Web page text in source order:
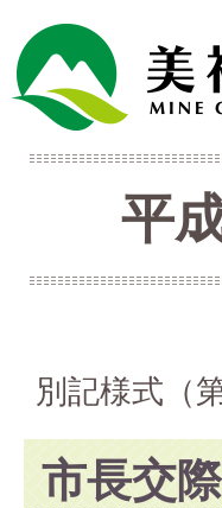
平
別記様式（
市長交